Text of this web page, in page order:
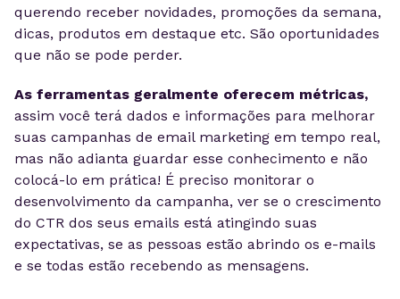
querendo receber novidades, promoções da semana,
dicas, produtos em destaque etc. São oportunidades
que não se pode perder.
As ferramentas geralmente oferecem métricas,
assim você terá dados e informações para melhorar
suas campanhas de email marketing em tempo real,
mas não adianta guardar esse conhecimento e não
colocá-lo em prática! É preciso monitorar o
desenvolvimento da campanha, ver se o crescimento
do CTR dos seus emails está atingindo suas
expectativas, se as pessoas estão abrindo os e-mails
e se todas estão recebendo as mensagens.